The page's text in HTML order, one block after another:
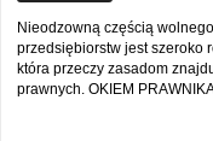
Nieodzowną częścią
przedsiębiorstw jest szeroko
która przeczy zasadom
prawnych. OKIEM